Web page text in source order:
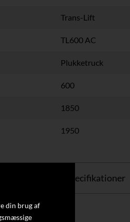
Trans-Lift
TL600 AC
Plukketruck
600
1850
1950
for at se flere specifikationer
din brug af